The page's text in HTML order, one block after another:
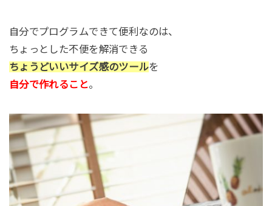
自分でプログラムできて便利なのは、
ちょっとした不便を解消できる
ちょうどいいサイズ感のツールを
自分で作れること。